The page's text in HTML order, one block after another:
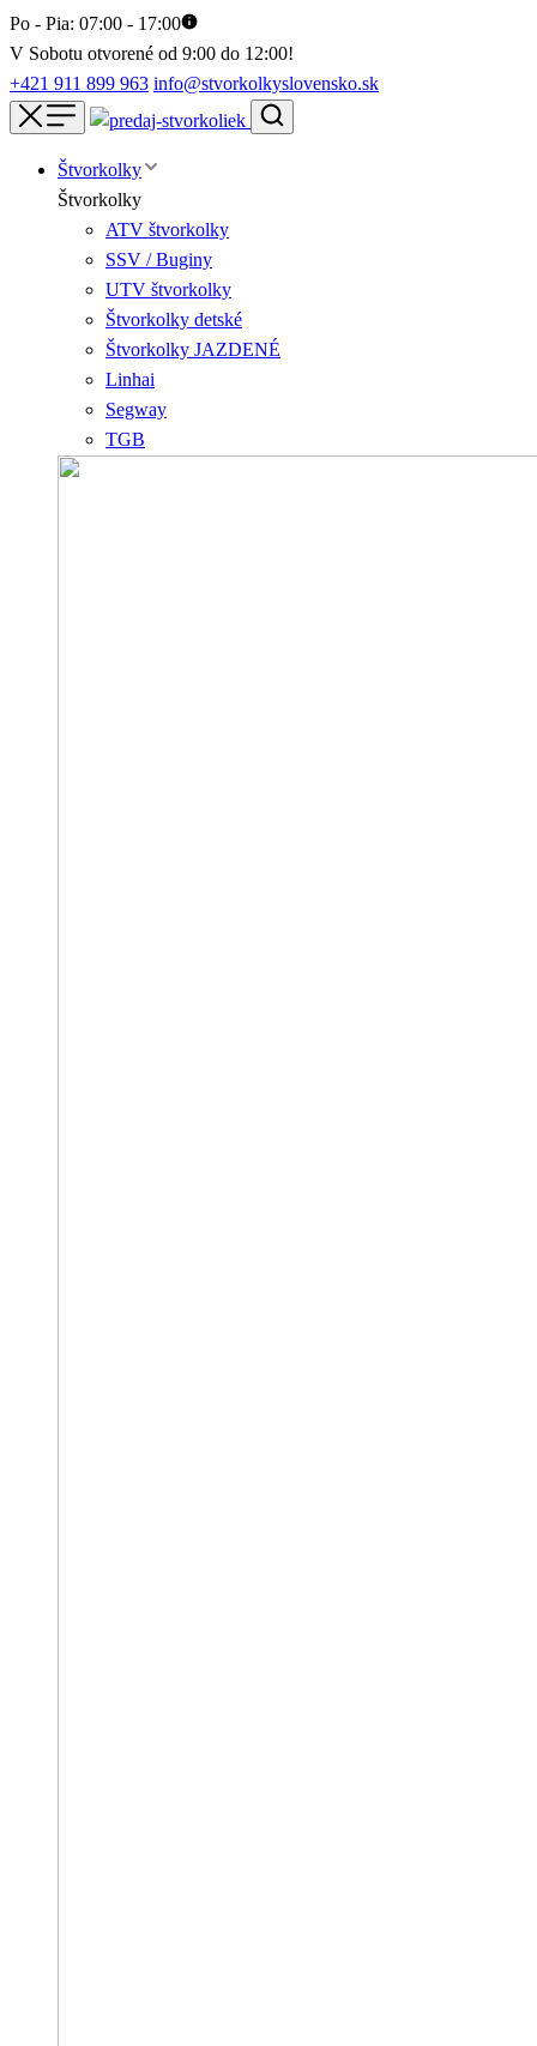
Po - Pia: 07:00 - 17:00
V Sobotu otvorené od 9:00 do 12:00!
+421 911 899 963 info@stvorkolkyslovensko.sk
Štvorkolky
Štvorkolky
ATV štvorkolky
SSV / Buginy
UTV štvorkolky
Štvorkolky detské
Štvorkolky JAZDENÉ
Linhai
Segway
TGB